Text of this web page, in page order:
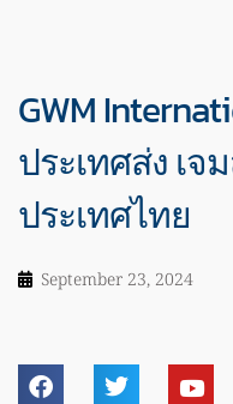
GWM
ประเทศส่ง เ
ประเทศไทย
September 23, 2024